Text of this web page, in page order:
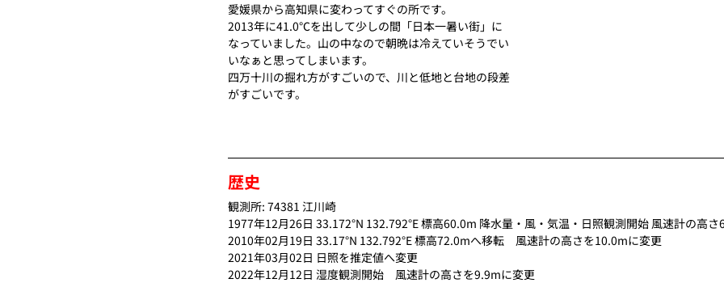
愛媛県から高知県に変わってすぐの所です。
2013年に41.0℃を出して少しの間「日本一暑い街」に
なっていました。山の中なので朝晩は冷えていそうでい
いなぁと思ってしまいます。
四万十川の掘れ方がすごいので、川と低地と台地の段差
がすごいです。
歴史
観測所: 74381 江川崎
1977年12月26日 33.172°N 132.792°E 標高60.0m 降水量・風・気温・日照観測開始 風速計の高さ
2010年02月19日 33.17°N 132.792°E 標高72.0mへ移転　風速計の高さを10.0mに変更
2021年03月02日 日照を推定値へ変更
2022年12月12日 湿度観測開始　風速計の高さを9.9mに変更